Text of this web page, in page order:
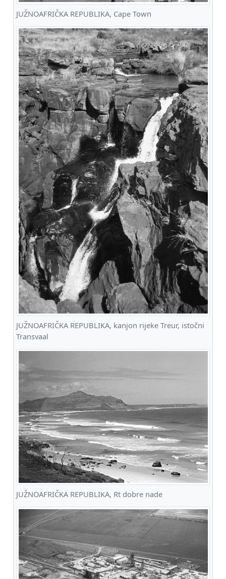
JUŽNOAFRIČKA REPUBLIKA, Cape Town
JUŽNOAFRIČKA REPUBLIKA, kanjon rijeke Treur, istočni
Transvaal
JUŽNOAFRIČKA REPUBLIKA, Rt dobre nade